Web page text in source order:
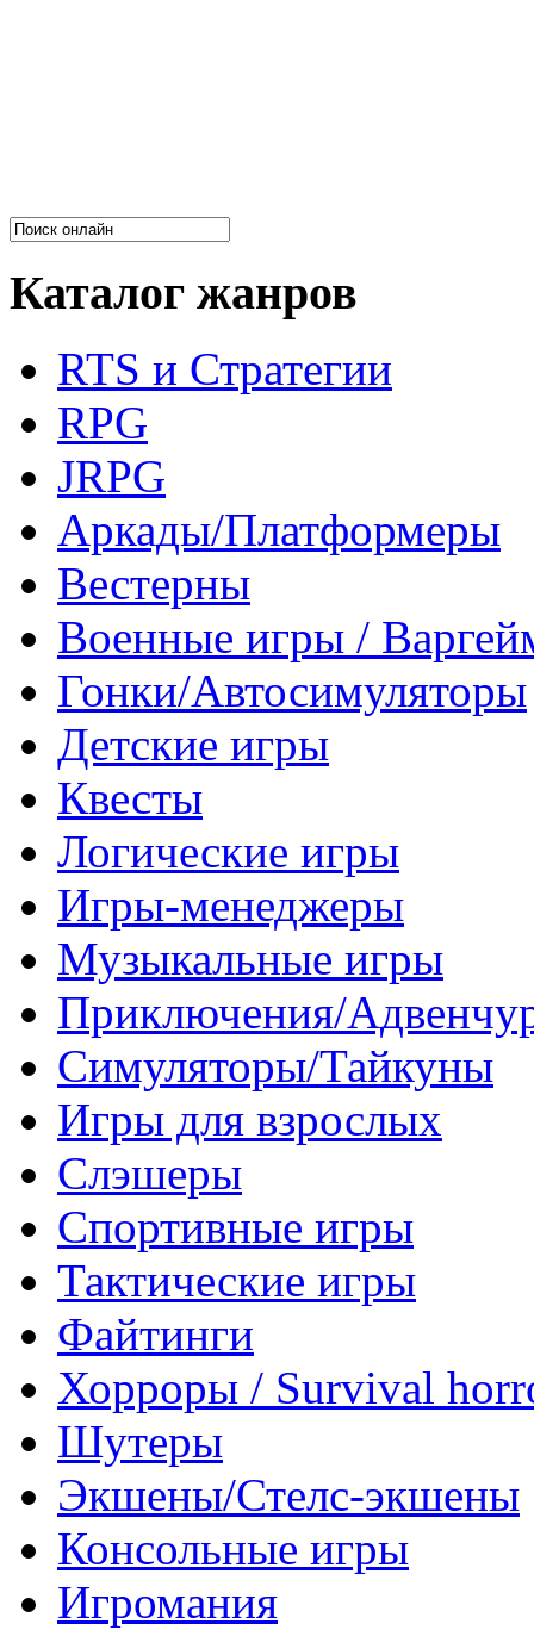
Каталог жанров
RTS и Стратегии
RPG
JRPG
Аркады/Платформеры
Вестерны
Военные игры /
Гонки/Автосимуляторы
Детские игры
Квесты
Логические игры
Игры-менеджеры
Музыкальные игры
Приключения/
Симуляторы/Тайкуны
Игры для взрослых
Слэшеры
Спортивные игры
Тактические игры
Файтинги
Хорроры / Survival
Шутеры
Экшены/Стелс-экшены
Консольные игры
Игромания